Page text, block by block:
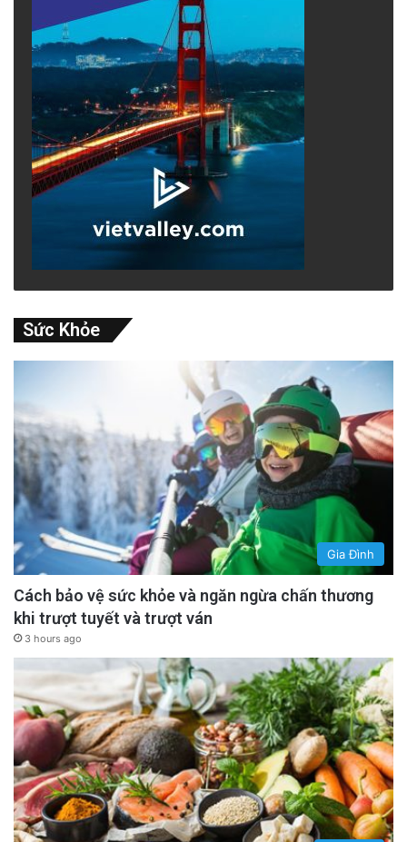
Sức Khỏe
Gia Đình
Cách bảo vệ sức khỏe và ngăn ngừa chấn thương
khi trượt tuyết và trượt ván
3 hours ago